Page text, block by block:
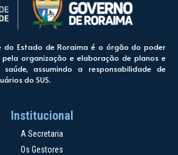
do Estado de Roraima é o órgão do poder
pela organização e elaboração de planos e
assumindo a responsabilidade de
do SUS.
Institucional
A Secretaria
Os Gestores